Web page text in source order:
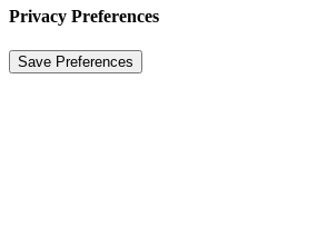
Privacy Preferences